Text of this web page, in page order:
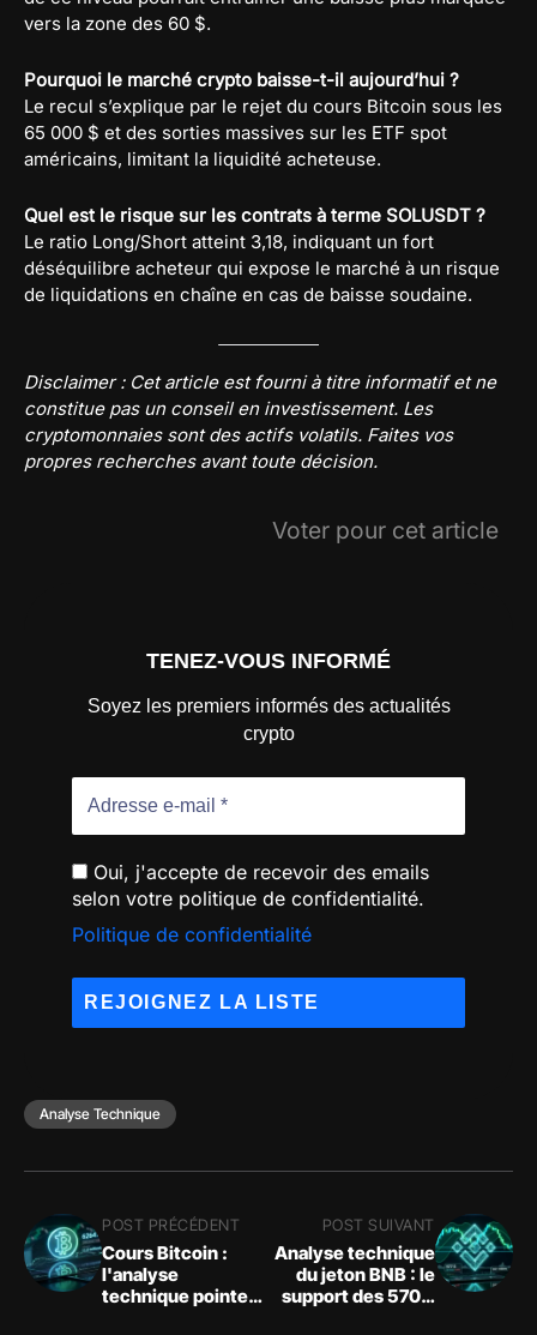
vers la zone des 60 $.
Pourquoi le marché crypto baisse-t-il aujourd’hui ?
Le recul s’explique par le rejet du cours Bitcoin sous les
65 000 $ et des sorties massives sur les ETF spot
américains, limitant la liquidité acheteuse.
Quel est le risque sur les contrats à terme SOLUSDT ?
Le ratio Long/Short atteint 3,18, indiquant un fort
déséquilibre acheteur qui expose le marché à un risque
de liquidations en chaîne en cas de baisse soudaine.
Disclaimer : Cet article est fourni à titre informatif et ne
constitue pas un conseil en investissement. Les
cryptomonnaies sont des actifs volatils. Faites vos
propres recherches avant toute décision.
Voter pour cet article
TENEZ-VOUS INFORMÉ
Soyez les premiers informés des actualités
crypto
Oui, j'accepte de recevoir des emails
selon votre politique de confidentialité.
Politique de confidentialité
Analyse Technique
POST PRÉCÉDENT
Cours Bitcoin :
l'analyse
technique pointe
POST SUIVANT
Analyse technique
du jeton BNB : le
support des 570 $